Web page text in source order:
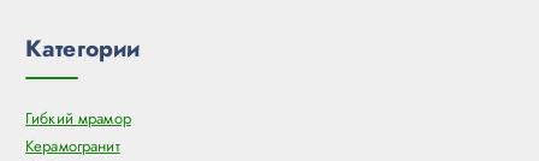
Категории
Гибкий мрамор
Керамогранит